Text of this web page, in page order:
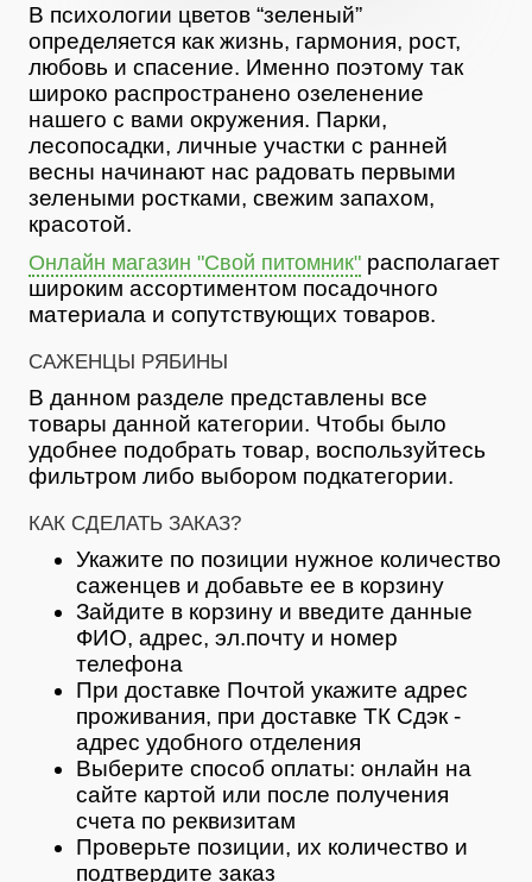
В психологии цветов “зеленый”
определяется как жизнь, гармония, рост,
любовь и спасение. Именно поэтому так
широко распространено озеленение
нашего с вами окружения. Парки,
лесопосадки, личные участки с ранней
весны начинают нас радовать первыми
зелеными ростками, свежим запахом,
красотой.
Онлайн магазин "Свой питомник" располагает
широким ассортиментом посадочного
материала и сопутствующих товаров.
САЖЕНЦЫ РЯБИНЫ
В данном разделе представлены все
товары данной категории. Чтобы было
удобнее подобрать товар, воспользуйтесь
фильтром либо выбором подкатегории.
КАК СДЕЛАТЬ ЗАКАЗ?
Укажите по позиции нужное количество
саженцев и добавьте ее в корзину
Зайдите в корзину и введите данные
ФИО, адрес, эл.почту и номер
телефона
При доставке Почтой укажите адрес
проживания, при доставке ТК Сдэк -
адрес удобного отделения
Выберите способ оплаты: онлайн на
сайте картой или после получения
счета по реквизитам
Проверьте позиции, их количество и
подтвердите заказ